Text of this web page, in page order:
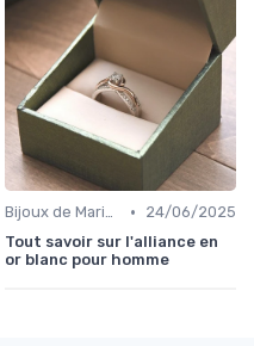
Bijoux de Mariage et de Fiançailles •
24/06/2025
Tout savoir sur l'alliance en
or blanc pour homme